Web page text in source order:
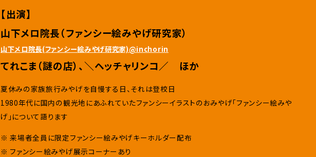
【出演】
山下メロ院長（ファンシー絵みやげ研究家）
山下メロ院長(ファンシー絵みやげ研究家)@inchorin
てれこま（謎の店）、＼ヘッチャリンコ／ ほか
夏休みの家族旅行みやげを自慢する日、それは登校日
1980年代に国内の観光地にあふれていたファンシーイラストのおみやげ「ファンシー絵みや
げ」について語ります
※ 来場者全員に限定ファンシー絵みやげキーホルダー配布
※ ファンシー絵みやげ展示コーナーあり